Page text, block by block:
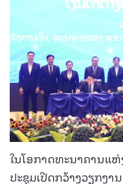
ໃນໂອກາດທະນາຄານແ
ປະຊຸມເປີດກວ້າງວຽກງາ